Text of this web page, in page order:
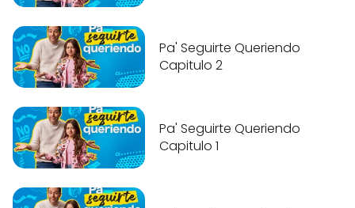
Pa' Seguirte Queriendo
Capitulo 2
Pa' Seguirte Queriendo
Capitulo 1